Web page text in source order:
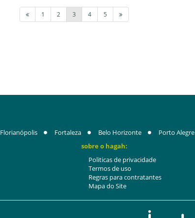
1 2 3 4 5
Florianópolis Fortaleza Belo Horizonte Porto Alegre
sobre o hagah:
Politicas de privacidade
Termos de uso
Regras para contratantes
Mapa do Site